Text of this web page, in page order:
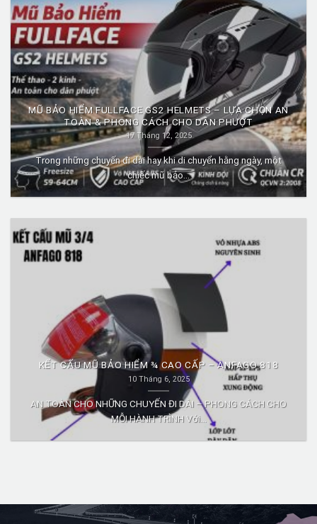
lựa chọn nhờ...
MŨ BẢO HIỂM FULLFACE GS2 HELMETS – LỰA CHỌN AN
TOÀN & PHONG CÁCH CHO DÂN PHƯỢT
17 Tháng 12, 2025
Trong những chuyến đi dài hay khi di chuyển hằng ngày, một
chiếc mũ bảo...
KẾT CẤU MŨ BẢO HIỂM ¾ CAO CẤP – ANFAGO 818
10 Tháng 6, 2025
AN TOÀN CHO NHỮNG CHUYẾN ĐI DÀI – PHONG CÁCH CHO
MỖI HÀNH TRÌNH Với...